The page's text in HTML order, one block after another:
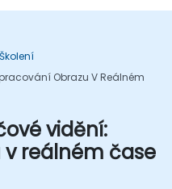
Obrazu V Reálném
vidění:
reálném čase